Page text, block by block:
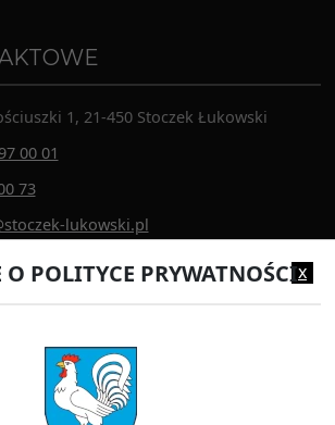
1, 21-450 Stoczek Łukowski
00 01
73
lukowski.pl
LINKI
x
POLITYCE PRYWATNOŚCI